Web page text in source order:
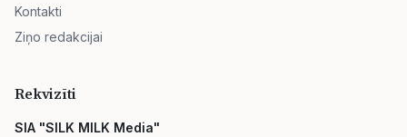
Kontakti
Ziņo redakcijai
Rekvizīti
SIA "SILK MILK Media"